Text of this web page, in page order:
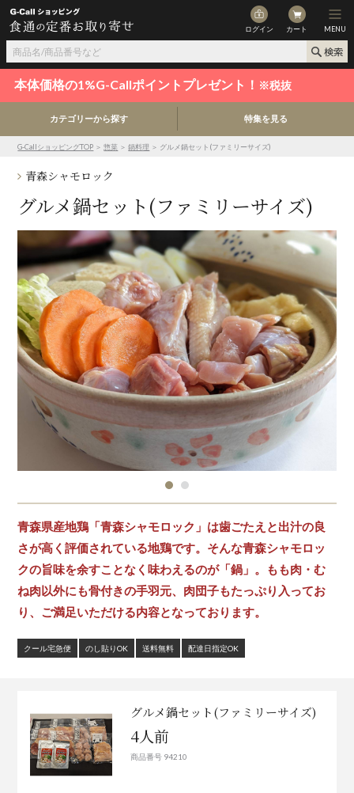
ログイン カート MENU
本体価格の1%G-Callポイントプレゼント！ ※税抜
カテゴリーから探す 特集を見る
G-CallショッピングTOP ＞惣菜 ＞鍋料理 ＞ グルメ鍋セット(ファミリーサイズ)
青森シャモロック
グルメ鍋セット(ファミリーサイズ)
青森県産地鶏「青森シャモロック」は歯ごたえと出汁の良
さが高く評価されている地鶏です。そんな青森シャモロッ
クの旨味を余すことなく味わえるのが「鍋」。もも肉・む
ね肉以外にも骨付きの手羽元、肉団子もたっぷり入ってお
り、ご満足いただける内容となっております。
クール宅急便 のし貼りOK 送料無料 配達日指定OK
グルメ鍋セット(ファミリーサイズ)
4人前
商品番号 94210